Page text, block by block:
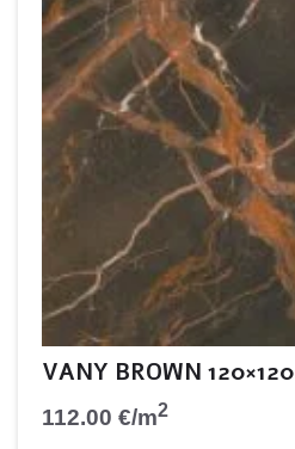
VANY BROWN 120×120
112.00 €/m2